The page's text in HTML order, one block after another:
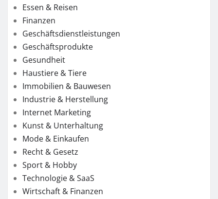
Essen & Reisen
Finanzen
Geschäftsdienstleistungen
Geschäftsprodukte
Gesundheit
Haustiere & Tiere
Immobilien & Bauwesen
Industrie & Herstellung
Internet Marketing
Kunst & Unterhaltung
Mode & Einkaufen
Recht & Gesetz
Sport & Hobby
Technologie & SaaS
Wirtschaft & Finanzen